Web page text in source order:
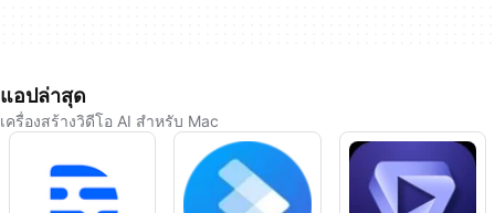
แอปล่าสุด
เครื่องสร้างวิดีโอ AI สำหรับ Mac